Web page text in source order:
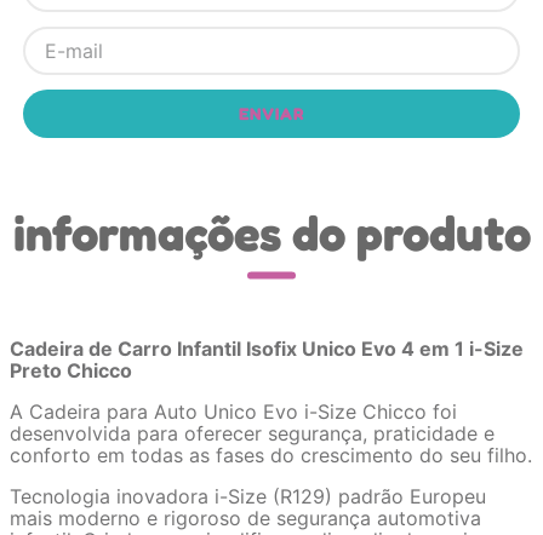
ENVIAR
informações do produto
Cadeira de Carro Infantil Isofix Unico Evo 4 em 1 i-Size
Preto Chicco
A Cadeira para Auto Unico Evo i-Size Chicco foi
desenvolvida para oferecer segurança, praticidade e
conforto em todas as fases do crescimento do seu filho.
Tecnologia inovadora i-Size (R129) padrão Europeu
mais moderno e rigoroso de segurança automotiva